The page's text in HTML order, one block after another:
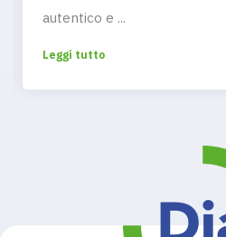
autentico e ...
Leggi tutto